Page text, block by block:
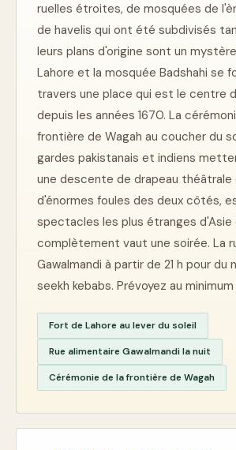
ruelles étroites, de mosquées de
de havelis qui ont été subdivisés
leurs plans d'origine sont un
Lahore et la mosquée Badshahi se
travers une place qui est le centre
depuis les années 1670. La
frontière de Wagah au coucher du
gardes pakistanais et indiens
une descente de drapeau théâtrale
d'énormes foules des deux côtés,
spectacles les plus étranges d'Asie
complètement vaut une soirée. La
Gawalmandi à partir de 21 h pour du
seekh kebabs. Prévoyez au minimum
Fort de Lahore au lever du soleil
Rue alimentaire Gawalmandi la nuit
Cérémonie de la frontière de Wagah